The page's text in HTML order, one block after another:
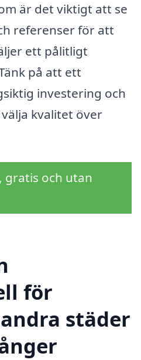
är det viktigt att se
referenser för att
ett pålitligt
på att ett
investering och
kvalitet över
gratis och utan
för
städer